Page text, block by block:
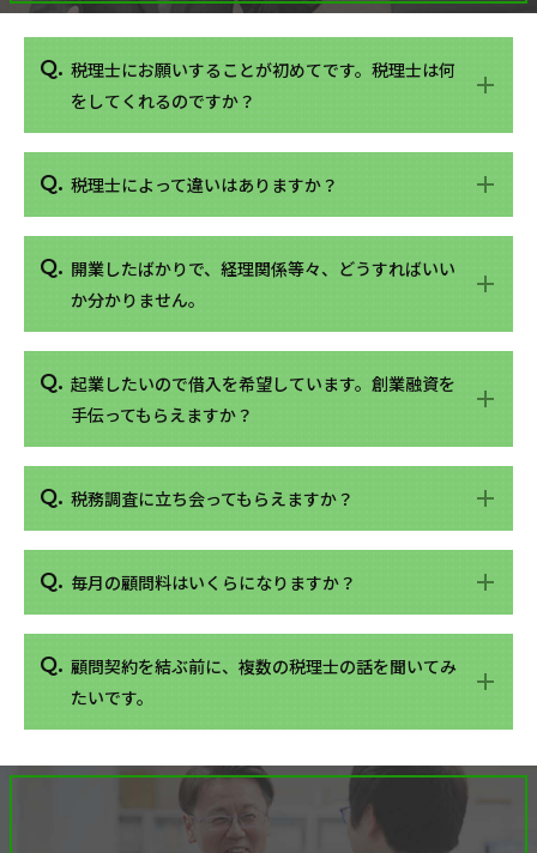
税理士にお願いすることが初めてです。税理士は何
をしてくれるのですか？
税理士によって違いはありますか？
開業したばかりで、経理関係等々、どうすればいい
か分かりません。
起業したいので借入を希望しています。創業融資を
手伝ってもらえますか？
税務調査に立ち会ってもらえますか？
毎月の顧問料はいくらになりますか？
顧問契約を結ぶ前に、複数の税理士の話を聞いてみ
たいです。